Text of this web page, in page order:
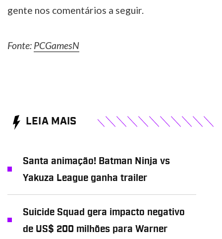
gente nos comentários a seguir.
Fonte: PCGamesN
LEIA MAIS
Santa animação! Batman Ninja vs
Yakuza League ganha trailer
Suicide Squad gera impacto negativo
de US$ 200 milhões para Warner